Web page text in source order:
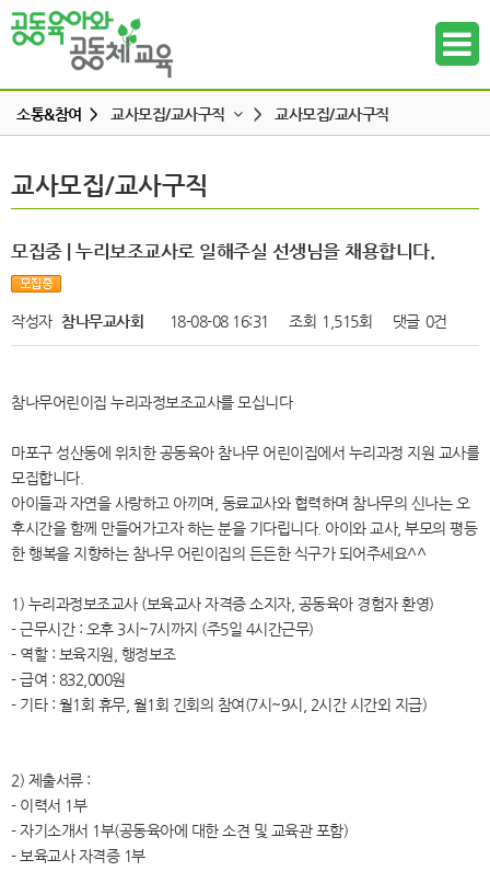
하위메뉴
하위메뉴
하위메뉴
하위메뉴
소통&참여 > 교사모집/교사구직 >
공동육아 ing
터전 소식
나도 한마디
교사모집/교사구직
교사모집/교사구직
모집중 | 누리보조교사로 일해주실 선생님을 채용합니다.
작성자 참나무교사회 18-08-08 16:31 조회 1,515회 댓글 0건
참나무어린이집 누리과정보조교사를 모십니다
마포구 성산동에 위치한 공동육아 참나무 어린이집에서 누리과정 지원 교사를
모집합니다.
아이들과 자연을 사랑하고 아끼며, 동료교사와 협력하며 참나무의 신나는 오
후시간을 함께 만들어가고자 하는 분을 기다립니다. 아이와 교사, 부모의 평등
한 행복을 지향하는 참나무 어린이집의 든든한 식구가 되어주세요^^
1) 누리과정보조교사 (보육교사 자격증 소지자, 공동육아 경험자 환영)
- 근무시간 : 오후 3시~7시까지 (주5일 4시간근무)
- 역할 : 보육지원, 행정보조
- 급여 : 832,000원
- 기타 : 월1회 휴무, 월1회 긴회의 참여(7시~9시, 2시간 시간외 지급)
2) 제출서류 :
- 이력서 1부
- 자기소개서 1부(공동육아에 대한 소견 및 교육관 포함)
- 보육교사 자격증 1부